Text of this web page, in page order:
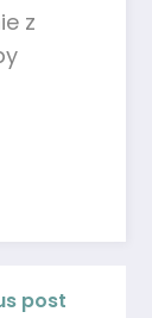
z
post